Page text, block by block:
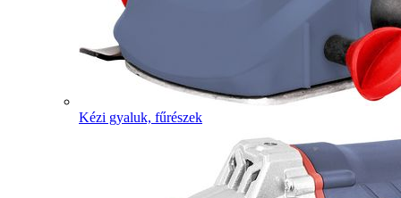
Kézi gyaluk, fűrészek